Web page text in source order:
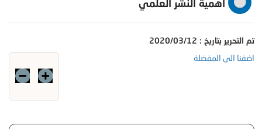
اهمية النشر العلمي
تم التحرير بتاريخ : 2020/03/12
اضفنا الى المفضلة